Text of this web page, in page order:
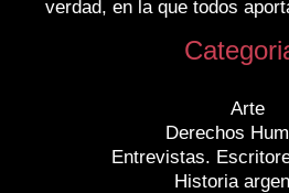
verdad, en la que todos
Arte
Derechos
Entrevistas.
Historia